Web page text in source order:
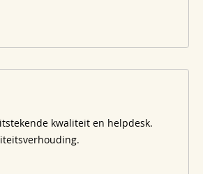
kwaliteit en helpdesk.